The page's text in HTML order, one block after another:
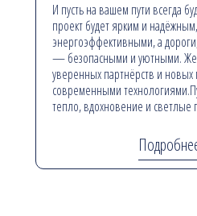
И пусть на вашем пути всегда
проект будет ярким и
энергоэффективными, а
— безопасными и уютными.
уверенных партнёрств и
современными
тепло, вдохновение и светлые